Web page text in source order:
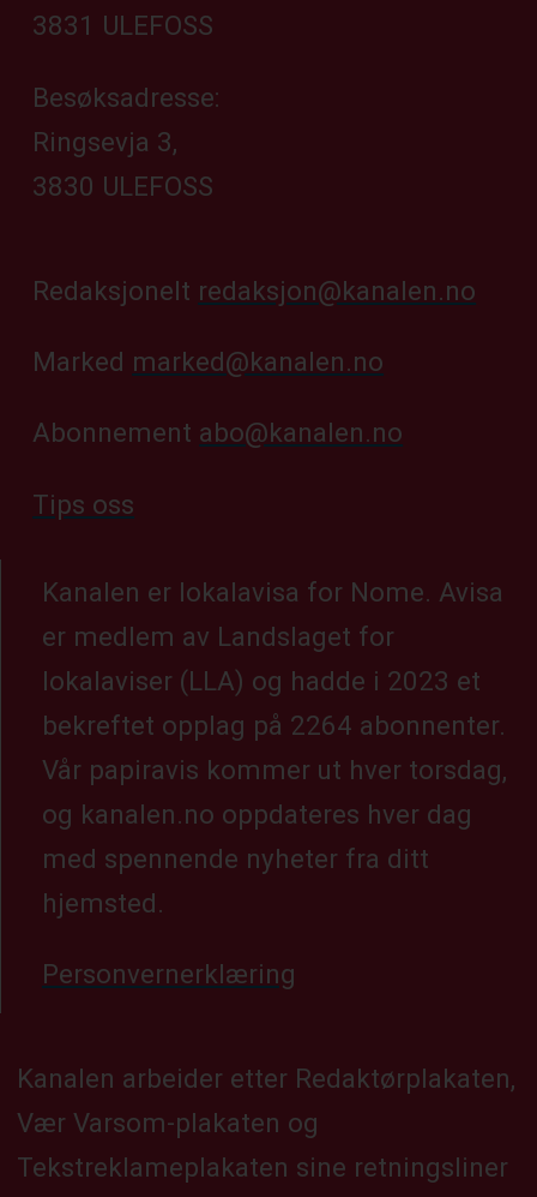
3831 ULEFOSS
Besøksadresse:
Ringsevja 3,
3830 ULEFOSS
Redaksjonelt redaksjon@kanalen.no
Marked marked@kanalen.no
Abonnement abo@kanalen.no
Tips oss
Kanalen er lokalavisa for Nome. Avisa
er medlem av Landslaget for
lokalaviser (LLA) og hadde i 2023 et
bekreftet opplag på 2264 abonnenter.
Vår papiravis kommer ut hver torsdag,
og kanalen.no oppdateres hver dag
med spennende nyheter fra ditt
hjemsted.
Personvernerklæring
Kanalen arbeider etter Redaktørplakaten,
Vær Varsom-plakaten og
Tekstreklameplakaten sine retningsliner